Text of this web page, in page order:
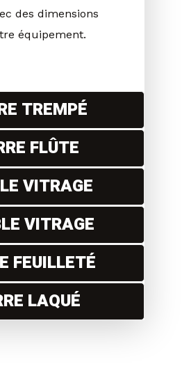
des dimensions
équipement.
TREMPÉ
FLÛTE
VITRAGE
VITRAGE
FEUILLETÉ
LAQUÉ